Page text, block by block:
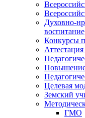
Духовно-
воспитание
Конкурсы
Целевая
Земский
ГМО